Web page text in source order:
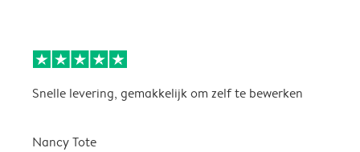
Snelle levering, gemakkelijk om zelf te bewerken
Nancy Tote